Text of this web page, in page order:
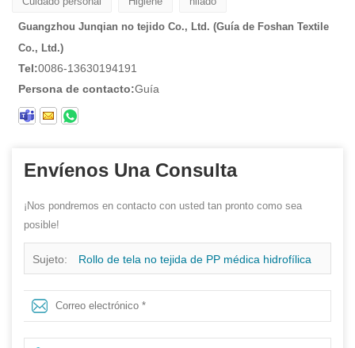
Guangzhou Junqian no tejido Co., Ltd. (Guía de Foshan Textile
Co., Ltd.)
Tel:0086-13630194191
Persona de contacto:Guía
Envíenos Una Consulta
¡Nos pondremos en contacto con usted tan pronto como sea
posible!
Sujeto: Rollo de tela no tejida de PP médica hidrofílica
suave transpirable de fábrica de telas no tejidas de PP
hidrofílicos